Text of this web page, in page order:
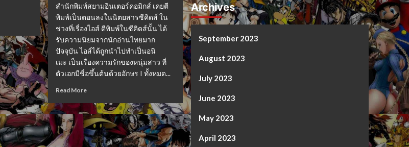
สำนักพิมพ์สยามอินเตอร์คอมิกส์ เคยตี
พิมพ์เป็นตอนลงในนิตยสารซีคิดส์ ใน
ช่วงที่เรื่องไอส์ ตีพิมพ์ในซีคิดส์นั้น ได้
รับความนิยมจากนักอ่านไทยมาก
ปัจจุบัน ไอส์ได้ถูกนำไปทำเป็นอนิ
เมะ เป็นเรื่องความรักของหนุ่มสาว ที่
ตัวเอกมีชื่อขึ้นต้นด้วยอักษร I ทั้งหมด...
Read More
Archives
September 2023
August 2023
July 2023
June 2023
May 2023
April 2023